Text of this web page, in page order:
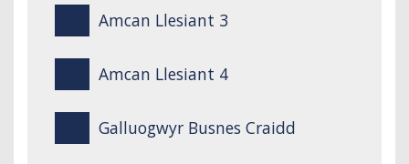
Amcan Llesiant 3
Amcan Llesiant 4
Galluogwyr Busnes Craidd